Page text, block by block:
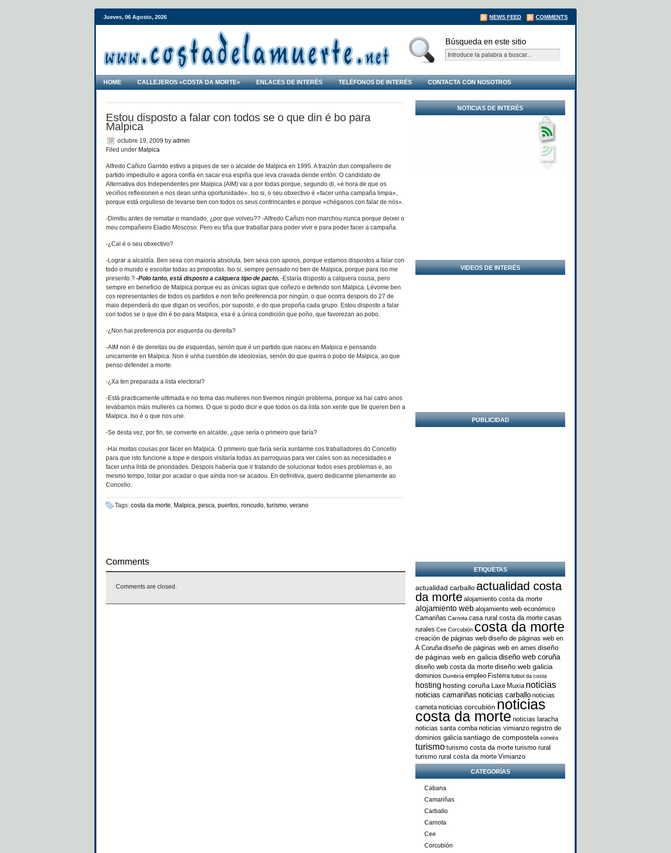
Jueves, 06 Agosto, 2026 NEWS FEED COMMENTS
Búsqueda en este sitio
HOME CALLEJEROS «COSTA DA MORTE» ENLACES DE INTERÉS TELÉFONOS DE INTERÉS CONTACTA CON NOSOTROS
Estou disposto a falar con todos se o que din é bo para
Malpica
octubre 19, 2009 by admin
Filed under Malpica
Alfredo Cañizo Garrido estivo a piques de ser o alcalde de Malpica en 1995. A traizón dun compañeiro de
partido impediullo e agora confía en sacar esa espiña que leva cravada dende entón. O candidato de
Alternativa dos Independentes por Malpica (AIM) vai a por todas porque, segundo di, «é hora de que os
veciños reflexionen e nos dean unha oportunidade». Iso si, o seu obxectivo é «facer unha campaña limpa»,
porque está orgulloso de levarse ben con todos os seus contrincantes e porque «chéganos con falar de nós».
-Dimitiu antes de rematar o mandado, ¿por que volveu?? -Alfredo Cañizo non marchou nunca porque deixei o
meu compañeiro Eladio Moscoso. Pero eu tiña que traballar para poder vivir e para poder facer a campaña.
-¿Cal é o seu obxectivo?
-Lograr a alcaldía. Ben sexa con maioría absoluta, ben sexa con apoios, porque estamos dispostos a falar con
todo o mundo e escoitar todas as propostas. Iso si, sempre pensado no ben de Malpica, porque para iso me
presento.? -Polo tanto, está disposto a calquera tipo de pacto. -Estaría disposto a calquera cousa, pero
sempre en beneficio de Malpica porque eu as únicas siglas que coñezo e defendo son Malpica. Lévome ben
cos representantes de todos os partidos e non teño preferencia por ningún, o que ocorra despois do 27 de
maio dependerá do que digan os veciños, por suposto, e do que propoña cada grupo. Estou disposto a falar
con todos se o que din é bo para Malpica, esa é a única condición que poño, que favorezan ao pobo.
-¿Non hai preferencia por esquerda ou dereita?
-AIM non é de dereitas ou de esquerdas, senón que é un partido que naceu en Malpica e pensando
unicamente en Malpica. Non é unha cuestión de ideoloxías, senón do que queira o pobo de Malpica, ao que
penso defender a morte.
-¿Xa ten preparada a lista electoral?
-Está practicamente ultimada e no tema das mulleres non tivemos ningún problema, porque xa hai catro anos
levábamos máis mulleres ca homes. O que si podo dicir e que todos os da lista son xente que lle queren ben a
Malpica. Iso é o que nos une.
-Se desta vez, por fin, se converte en alcalde, ¿que sería o primeiro que faría?
-Hai moitas cousas por facer en Malpica. O primeiro que faría sería xuntarme cos traballadores do Concello
para que isto funcione a tope e despois visitaría todas as parroquias para ver cales son as necesidades e
facer unha lista de prioridades. Despois habería que ir tratando de solucionar todos eses problemas e, ao
mesmo tempo, loitar por acadar o que aínda non se acadou. En definitiva, quero dedicarme plenamente ao
Concello.
Tags: costa da morte, Malpica, pesca, puertos, roncudo, turismo, verano
Comments
Comments are closed.
NOTICIAS DE INTERÉS
VIDEOS DE INTERÉS
PUBLICIDAD
ETIQUETAS
actualidad carballo actualidad costa
da morte alojamiento costa da morte
alojamiento web alojamiento web económico
Camariñas Carnota casa rural costa da morte casas
rurales Cee Corcubión costa da morte
creación de páginas web diseño de páginas web en
A Coruña diseño de páginas web en ames diseño
de páginas web en galicia diseño web coruña
diseño web costa da morte diseño web galicia
dominios Dumbría empleo Fisterra futbol da costa
hosting hosting coruña Laxe Muxia noticias
noticias camariñas noticias carballo noticias
carnota noticias corcubión noticias
costa da morte noticias laracha
noticias santa comba noticias vimianzo registro de
dominios galicia santiago de compostela soneira
turismo turismo costa da morte turismo rural
turismo rural costa da morte Vimianzo
CATEGORÍAS
Cabana
Camariñas
Carballo
Carnota
Cee
Corcubión